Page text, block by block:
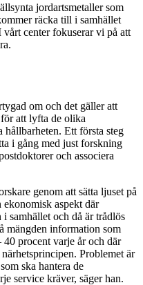
jordartsmetaller som
räcka till i samhället
center fokuserar vi på att
om och det gäller att
att lyfta de olika
hållbarheten. Ett första steg
i gång med just forskning
och associera
genom att sätta ljuset på
ekonomisk aspekt där
samhället och då är trådlös
mängden information som
40 procent varje år och där
Problemet är
ska hantera de
service kräver, säger han.